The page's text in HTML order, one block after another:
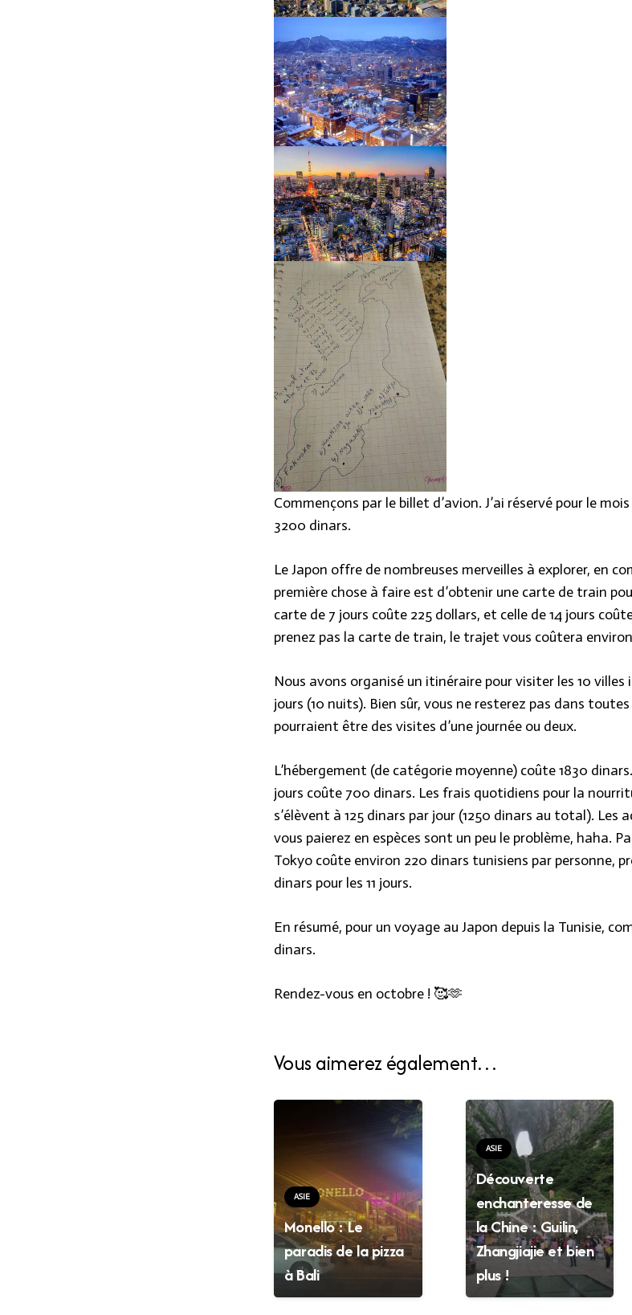
Commençons par le billet d’avion. J’ai réservé pour le
3200 dinars.
Le Japon offre de nombreuses merveilles à explorer, en
première chose à faire est d’obtenir une carte de train
carte de 7 jours coûte 225 dollars, et celle de 14 jours
prenez pas la carte de train, le trajet vous coûtera
Nous avons organisé un itinéraire pour visiter les 10 villes
jours (10 nuits). Bien sûr, vous ne resterez pas dans
pourraient être des visites d’une journée ou deux.
L’hébergement (de catégorie moyenne) coûte 1830
jours coûte 700 dinars. Les frais quotidiens pour la
s’élèvent à 125 dinars par jour (1250 dinars au total).
vous paierez en espèces sont un peu le problème, haha.
Tokyo coûte environ 220 dinars tunisiens par personne,
dinars pour les 11 jours.
En résumé, pour un voyage au Japon depuis la Tunisie,
dinars.
Rendez-vous en octobre ! 🥰🫶
Vous aimerez également…
ASIE
Monello : Le
paradis de la pizza
à Bali
ASIE
Découverte
enchanteresse de
la Chine : Guilin,
Zhangjiajie et bien
plus !